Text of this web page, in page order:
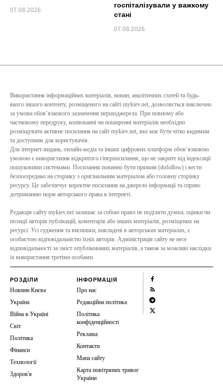
07.08.2026
госпіталізували у важкому
стані
07.08.2026
Використання інформаційних матеріалів, новин, аналітичних статей та будь-
якого іншого контенту, розміщеного на сайті mykiev.net, дозволяється виключно
за умови обов’язкового зазначення першоджерела. При повному або
частковому передруку, копіюванні чи поширенні матеріалів необхідно
розміщувати активне посилання на сайт mykiev.net, яке має бути чітко видимим
та доступним для користувачів.
Для інтернет-видань, онлайн-медіа та інших цифрових платформ обов’язковою
умовою є використання відкритого гіперпосилання, що не закрите від індексації
пошуковими системами. Посилання повинно бути прямим (dofollow) і вести
безпосередньо на сторінку з оригінальним матеріалом або головну сторінку
ресурсу. Це забезпечує коректне посилання на джерело інформації та сприяє
дотриманню норм авторського права в інтернеті.
Редакція сайту mykiev.net залишає за собою право не поділяти думки, оцінки чи
позиції авторів публікацій, коментарів або інших матеріалів, розміщених на
ресурсі. Усі судження та висновки, викладені в авторських матеріалах, є
особистою відповідальністю їхніх авторів. Адміністрація сайту не несе
відповідальності за зміст опублікованих матеріалів, а також за можливі наслідки
їх використання третіми особами.
РОЗДІЛИ
Новини Києва
Україна
Війна в Україні
Світ
Політика
Фінанси
Технології
Здоров'я
ІНФОРМАЦІЯ
Про нас
Редакційна політика
Політика
конфіденційності
Реклама
Контакти
Мапа сайту
Карта повітряних тривог
України